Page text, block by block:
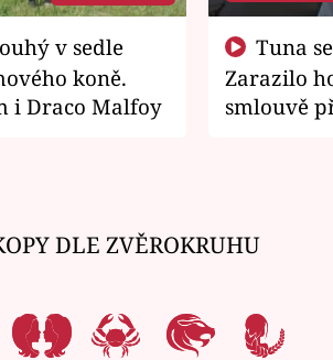
koně.
i Draco Malfoy
Zarazilo
smlouvě
DLE ZVĚROKRUHU